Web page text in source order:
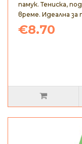
памук. Тениска,
време. Идеална за
€8.70